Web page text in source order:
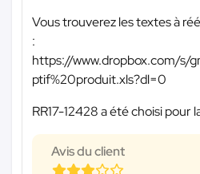
Vous trouverez les textes à
:
https://www.dropbox.com/s/
ptif%20produit.xls?dl=0
RR17-12428 a été choisi pour
Avis du client